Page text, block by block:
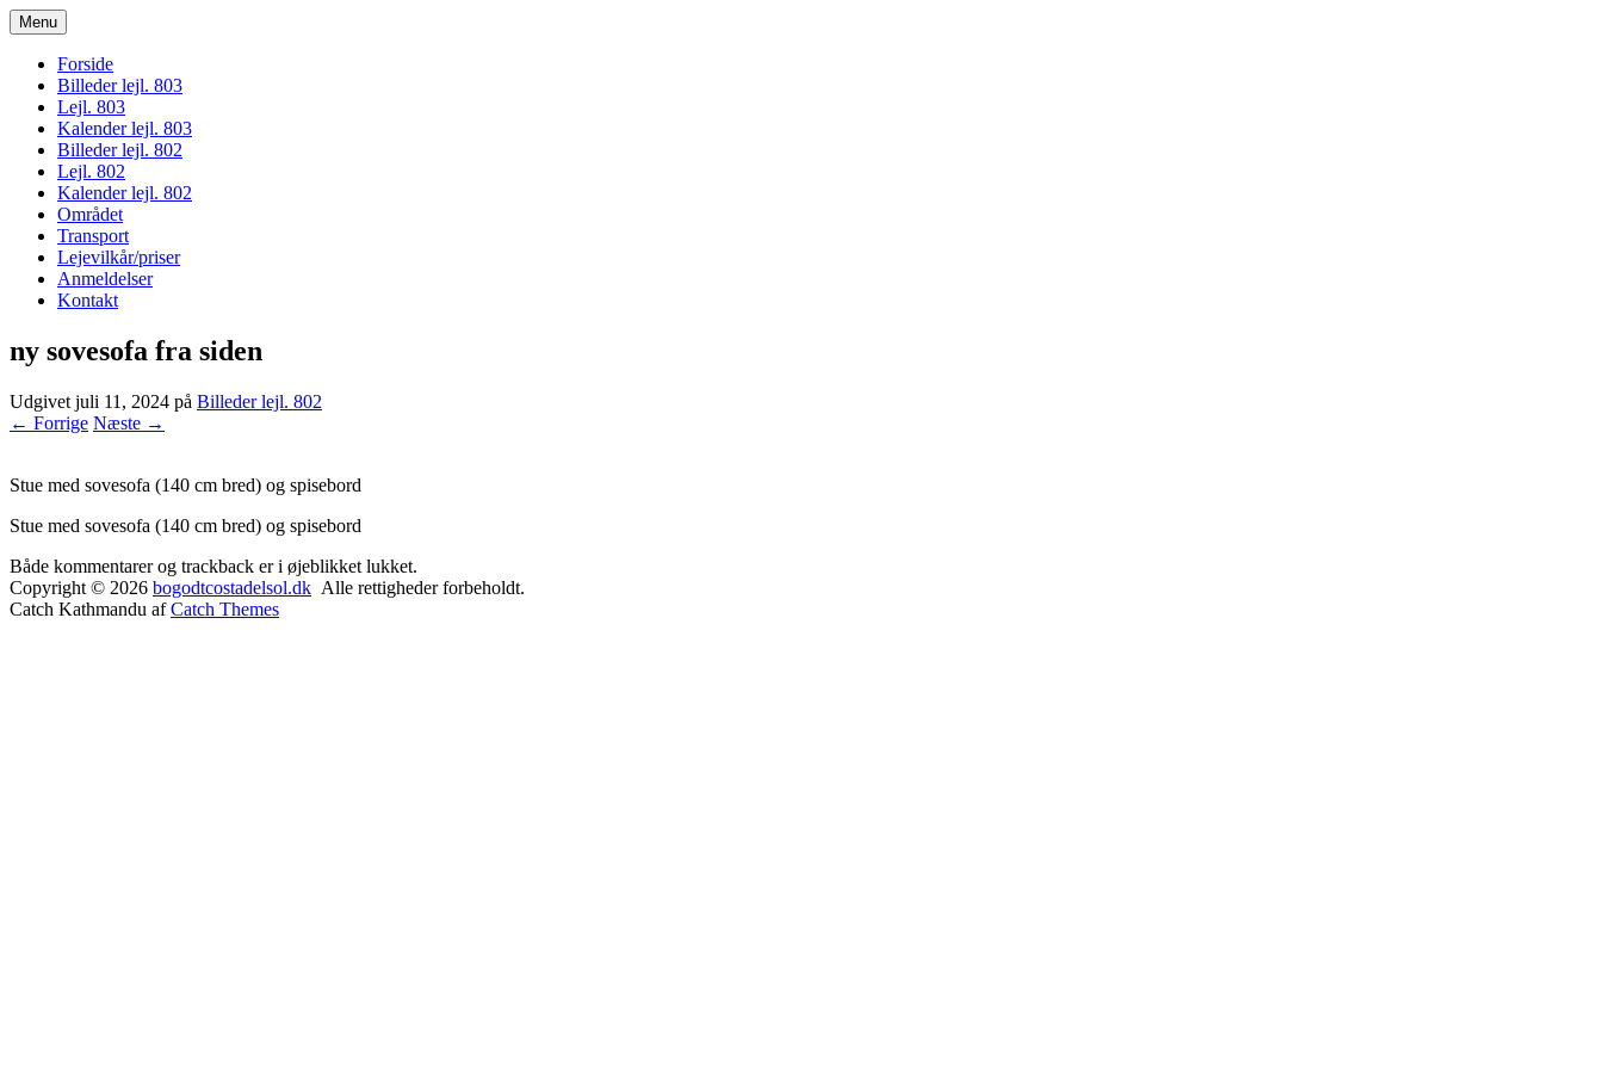
bogodtcostadelsol.dk
Menu
Forside
Billeder lejl. 803
Lejl. 803
Kalender lejl. 803
Billeder lejl. 802
Lejl. 802
Kalender lejl. 802
Området
Transport
Lejevilkår/priser
Anmeldelser
Kontakt
ny sovesofa fra siden
Udgivet juli 11, 2024 på Billeder lejl. 802
← Forrige Næste →
Stue med sovesofa (140 cm bred) og spisebord
Stue med sovesofa (140 cm bred) og spisebord
Både kommentarer og trackback er i øjeblikket lukket.
Copyright © 2026 bogodtcostadelsol.dk Alle rettigheder forbeholdt.
Catch Kathmandu afCatch Themes